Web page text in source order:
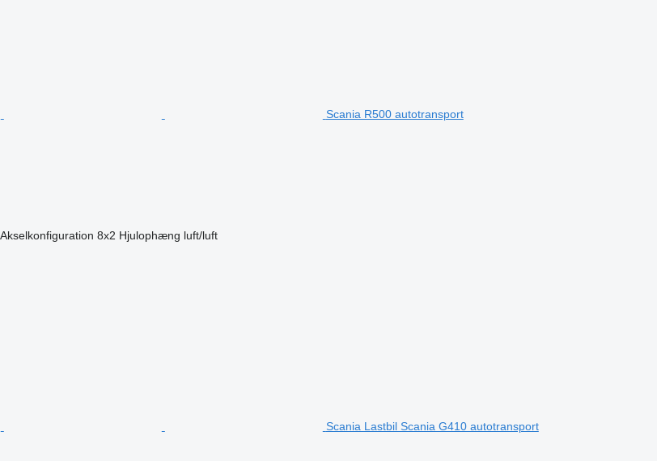
Scania R500 autotransport
Akselkonfiguration 8x2 Hjulophæng luft/luft
Scania Lastbil Scania G410 autotransport